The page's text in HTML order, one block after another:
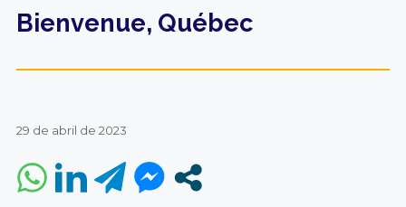
Bienvenue, Québec
29 de abril de 2023